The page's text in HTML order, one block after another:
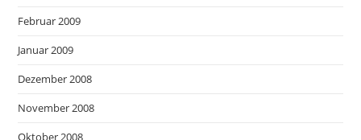
Februar 2009
Januar 2009
Dezember 2008
November 2008
Oktober 2008